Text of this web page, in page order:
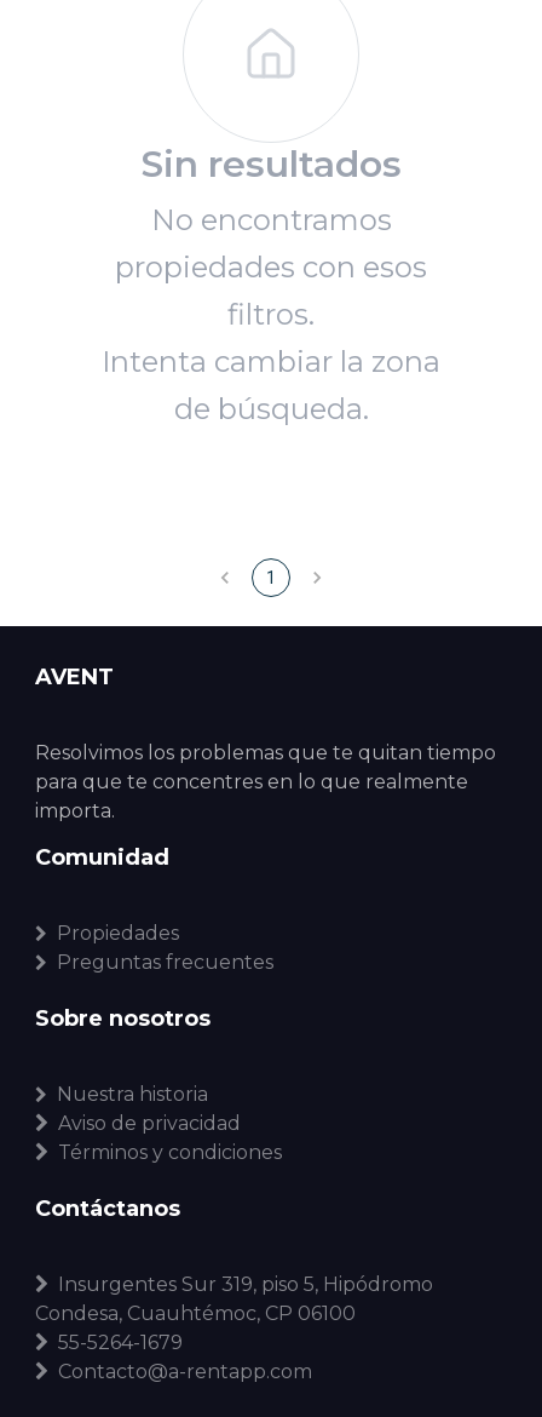
Sin resultados
No encontramos
propiedades con esos
filtros.
Intenta cambiar la zona
de búsqueda.
1
AVENT
Resolvimos los problemas que te quitan tiempo
para que te concentres en lo que realmente
importa.
Comunidad
Propiedades
Preguntas frecuentes
Sobre nosotros
Nuestra historia
Aviso de privacidad
Términos y condiciones
Contáctanos
Insurgentes Sur 319, piso 5, Hipódromo
Condesa, Cuauhtémoc, CP 06100
55-5264-1679
Contacto@a-rentapp.com